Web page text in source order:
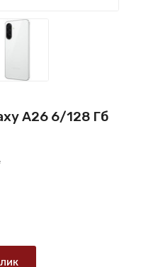
A26 6/128 Гб